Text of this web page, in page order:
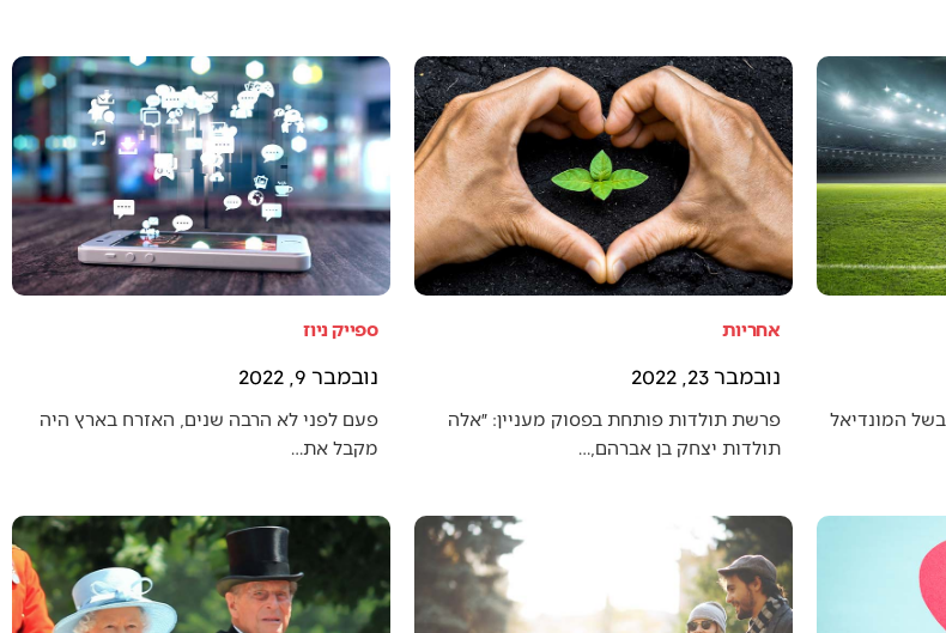
המונדיאל
אחריות
נובמבר 23, 2022
פרשת תולדות פותחת בפסוק מעניין: ״אלה
תולדות יצחק בן אברהם,…
ספייק ניוז
נובמבר 9, 2022
פעם לפני לא הרבה שנים, האזרח בארץ היה
מקבל את…